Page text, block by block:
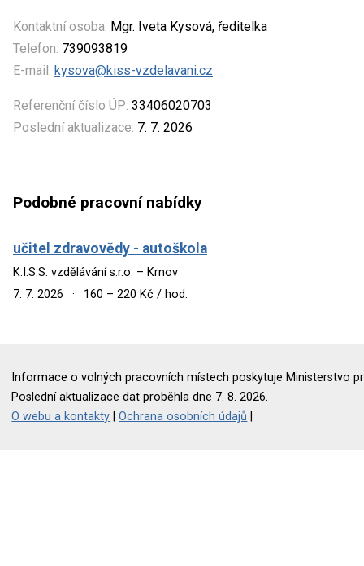
Kontaktní osoba: Mgr. Iveta Kysová, ředitelka
Telefon: 739093819
E-mail: kysova@kiss-vzdelavani.cz
Referenční číslo ÚP: 33406020703
Poslední aktualizace: 7. 7. 2026
Podobné pracovní nabídky
učitel zdravovědy - autoškola
K.I.S.S. vzdělávání s.r.o. – Krnov
7. 7. 2026
· 160 – 220 Kč / hod.
Informace o volných pracovních místech poskytuje Ministerstvo
Poslední aktualizace dat proběhla dne 7. 8. 2026.
O webu a kontakty |Ochrana osobních údajů